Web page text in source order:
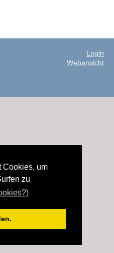
Cookies, um
zu
Login
Webansicht